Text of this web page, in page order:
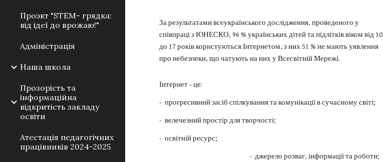
Проэкт "STEM- грядка:
від ідеї до врожаю!"
Адміністрація
Наша школа
Прозорість та
інформаційна
відкритість закладу
освіти
Атестація педагогічних
працівників 2024-2025
За результатами всеукраїнського дослідження, проведеного у
співпраці з ЮНЕСКО, 96 % українських дітей та підлітків віком від 10
до 17 років користуються Інтернетом, з них 51 % не мають уявлення
про небезпеки, що чатують на них у Всесвітній Мережі.
Інтернет - це:
- прогресивний засіб спілкування та комунікації в сучасному світі;
- велечезний простір для творчості;
- освітній ресурс;
- джерело розваг, інформації та роботи;